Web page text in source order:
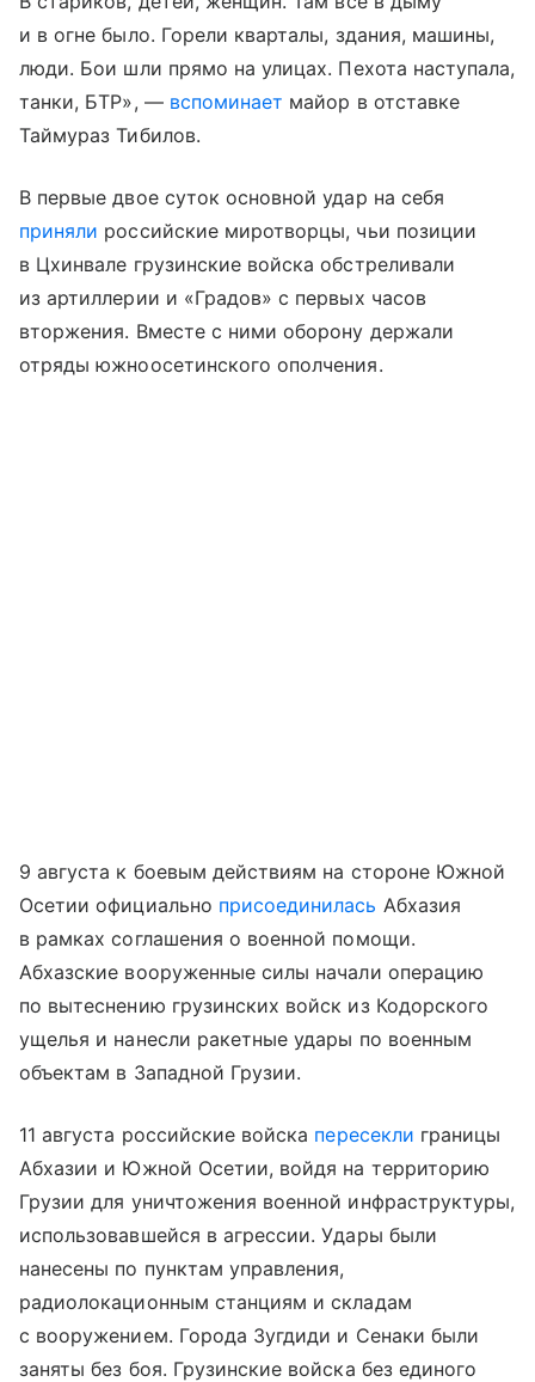
и в огне было. Горели кварталы, здания, машины,
люди. Бои шли прямо на улицах. Пехота наступала,
танки, БТР», — вспоминает майор в отставке
Таймураз Тибилов.
В первые двое суток основной удар на себя
приняли российские миротворцы, чьи позиции
в Цхинвале грузинские войска обстреливали
из артиллерии и «Градов» с первых часов
вторжения. Вместе с ними оборону держали
отряды южноосетинского ополчения.
9 августа к боевым действиям на стороне Южной
Осетии официально присоединилась Абхазия
в рамках соглашения о военной помощи.
Абхазские вооруженные силы начали операцию
по вытеснению грузинских войск из Кодорского
ущелья и нанесли ракетные удары по военным
объектам в Западной Грузии.
11 августа российские войска пересекли границы
Абхазии и Южной Осетии, войдя на территорию
Грузии для уничтожения военной инфраструктуры,
использовавшейся в агрессии. Удары были
нанесены по пунктам управления,
радиолокационным станциям и складам
с вооружением. Города Зугдиди и Сенаки были
заняты без боя. Грузинские войска без единого